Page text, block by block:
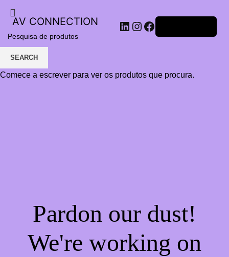
AV CONNECTION LinkedIn
Instagram
Facebook
Pardon our dust!
We're working on
SEARCH
Comece a escrever para ver os produtos que procura.